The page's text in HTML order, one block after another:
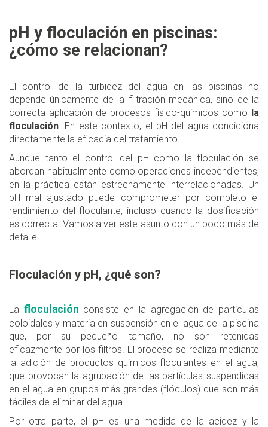
pH y floculación en piscinas:
¿cómo se relacionan?
El control de la turbidez del agua en las piscinas no
depende únicamente de la filtración mecánica, sino de la
correcta aplicación de procesos físico-químicos como la
floculación . En este contexto, el pH del agua condiciona
directamente la eficacia del tratamiento.
Aunque tanto el control del pH como la floculación se
abordan habitualmente como operaciones independientes,
en la práctica están estrechamente interrelacionadas. Un
pH mal ajustado puede comprometer por completo el
rendimiento del floculante, incluso cuando la dosificación
es correcta. Vamos a ver este asunto con un poco más de
detalle.
Floculación y pH, ¿qué son?
La floculación consiste en la agregación de partículas
coloidales y materia en suspensión en el agua de la piscina
que, por su pequeño tamaño, no son retenidas
eficazmente por los filtros. El proceso se realiza mediante
la adición de productos químicos floculantes en el agua,
que provocan la agrupación de las partículas suspendidas
en el agua en grupos más grandes (flóculos) que son más
fáciles de eliminar del agua.
Por otra parte, el pH es una medida de la acidez y la